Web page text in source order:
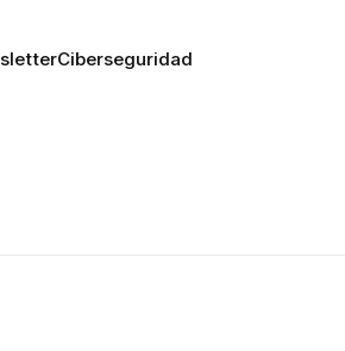
Ciberseguridad